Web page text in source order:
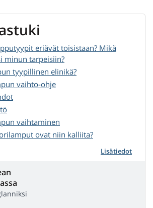
eriävät toisistaan? Mikä
minun tarpeisiin?
tyypillinen elinikä?
vaihto-ohje
vaihtaminen
ovat niin kalliita?
Lisätiedot